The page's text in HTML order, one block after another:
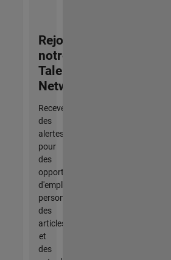
Rejoignez
notre
Talent
Network
Recevez
des
alertes
pour
des
opportunités
d'emploi
personnalisées,
des
articles
et
des